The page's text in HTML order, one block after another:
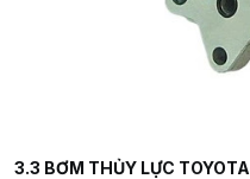
3.3 BƠM THỦY LỰC TOYOTA